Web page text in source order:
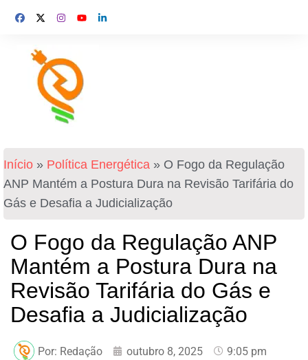
Início » Política Energética » O Fogo da Regulação
ANP Mantém a Postura Dura na Revisão Tarifária do
Gás e Desafia a Judicialização
O Fogo da Regulação ANP
Mantém a Postura Dura na
Revisão Tarifária do Gás e
Desafia a Judicialização
Por: Redação outubro 8, 2025
9:05 pm